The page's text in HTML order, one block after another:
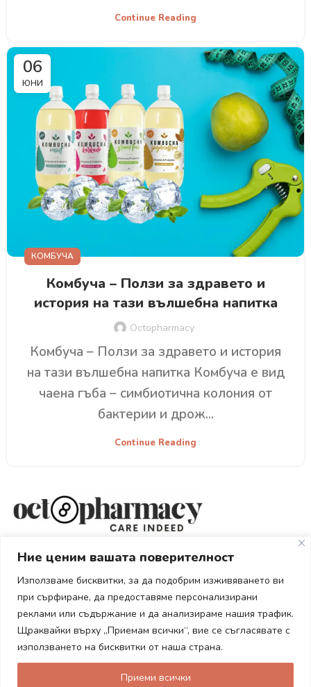
Ние ценим вашата поверителност
Използваме бисквитки, за да подобрим изживяването ви
при сърфиране, да предоставяме персонализирани
реклами или съдържание и да анализираме нашия трафик.
Щраквайки върху „Приемам всички“, вие се съгласявате с
използването на бисквитки от наша страна.
Приеми всички
Continue Reading
06
ЮНИ
КОМБУЧА
Комбуча – Ползи за здравето и
история на тази вълшебна напитка
Octopharmacy
Комбуча – Ползи за здравето и история
на тази вълшебна напитка Комбуча е вид
чаена гъба – симбиотична колония от
бактерии и дрож...
Continue Reading
гр. Пловдив ул."Братя Шкорпил" 15
Тел: 0876 714651
Е-mail: sales@octopharmacy.com
Услуги